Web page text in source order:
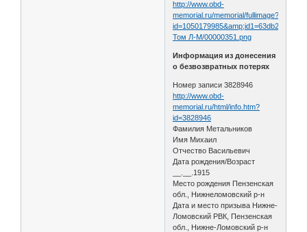
http://www.obd-
memorial.ru/memorial/fullimage?
Том Л-М/00000351.png
Информация из донесения
о безвозвратных потерях
Номер записи 3828946
http://www.obd-
memorial.ru/html/info.htm?
id=3828946
Фамилия Метальников
Имя Михаил
Отчество Васильевич
Дата рождения/Возраст
__.__.1915
Место рождения Пензенская
обл., Нижнеломовский р-н
Дата и место призыва Нижне-
Ломовский РВК, Пензенская
обл., Нижне-Ломовский р-н